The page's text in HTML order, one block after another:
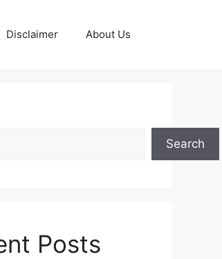
Disclaimer About Us
Search
Posts